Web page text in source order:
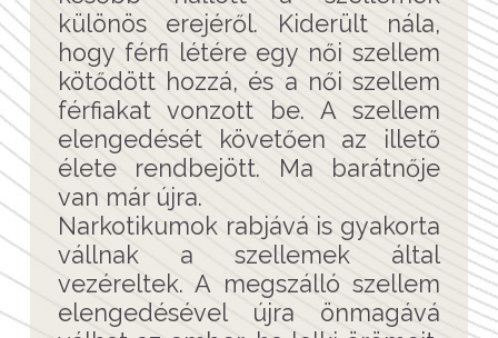
különös erejéről. Kiderült nála,
hogy férfi létére egy női szellem
kötődött hozzá, és a női szellem
férfiakat vonzott be. A szellem
elengedését követően az illető
élete rendbejött. Ma barátnője
van már újra.
Narkotikumok rabjává is gyakorta
vállnak a szellemek által
vezéreltek. A megszálló szellem
elengedésével újra önmagává